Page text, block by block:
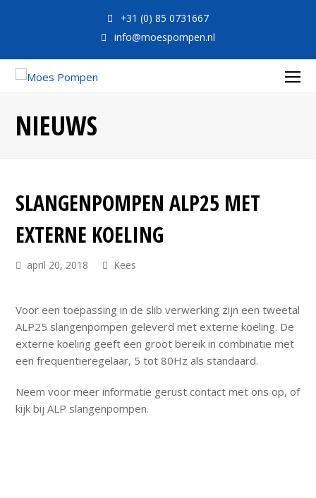
+31 (0) 85 0731667
info@moespompen.nl
NIEUWS
SLANGENPOMPEN ALP25 MET
EXTERNE KOELING
april 20, 2018 Kees
Voor een toepassing in de slib verwerking zijn een tweetal
ALP25 slangenpompen geleverd met externe koeling. De
externe koeling geeft een groot bereik in combinatie met
een frequentieregelaar, 5 tot 80Hz als standaard.
Neem voor meer informatie gerust contact met ons op, of
kijk bij ALP slangenpompen.